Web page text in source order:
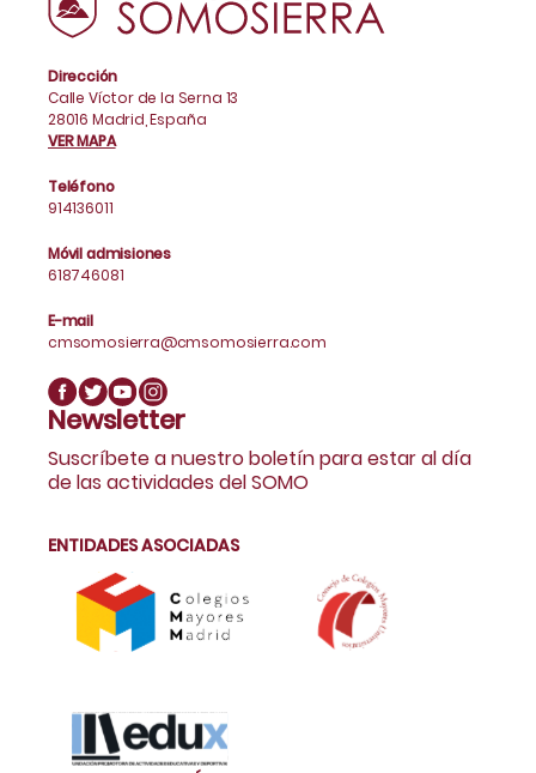
Dirección
Calle Víctor de la Serna 13
28016 Madrid, España
VER MAPA
Teléfono
914136011
Móvil admisiones
618746081
E-mail
cmsomosierra@cmsomosierra.com
Newsletter
Suscríbete a nuestro boletín para estar al día
de las actividades del SOMO
ENTIDADES ASOCIADAS